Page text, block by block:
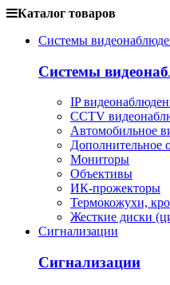
Каталог товаров
Системы
Системы
IP
CCTV
Автомобильное
Дополнительное
Мониторы
Объективы
ИК-прожекторы
Термокожухи,
Жесткие диски
Сигнализации
Сигнализации